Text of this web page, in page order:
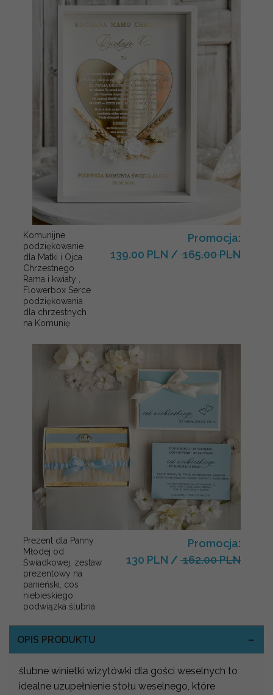
Komunijne
podziękowanie
dla Matki i Ojca
Chrzestnego
Rama i kwiaty ,
Flowerbox Serce
podziękowania
dla chrzestnych
na Komunię
Promocja:
139.00 PLN / 165.00 PLN
Prezent dla Panny
Młodej od
Świadkowej, zestaw
prezentowy na
panieński, cos
niebieskiego
podwiązka ślubna
Promocja:
130 PLN / 162.00 PLN
OPIS PRODUKTU
ślubne winietki wizytówki dla gości weselnych to
idealne uzupełnienie stołu weselnego, które